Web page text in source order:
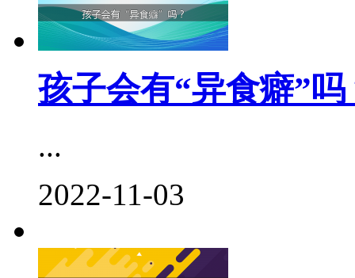
孩子会有“异食癖”吗
...
2022-11-03